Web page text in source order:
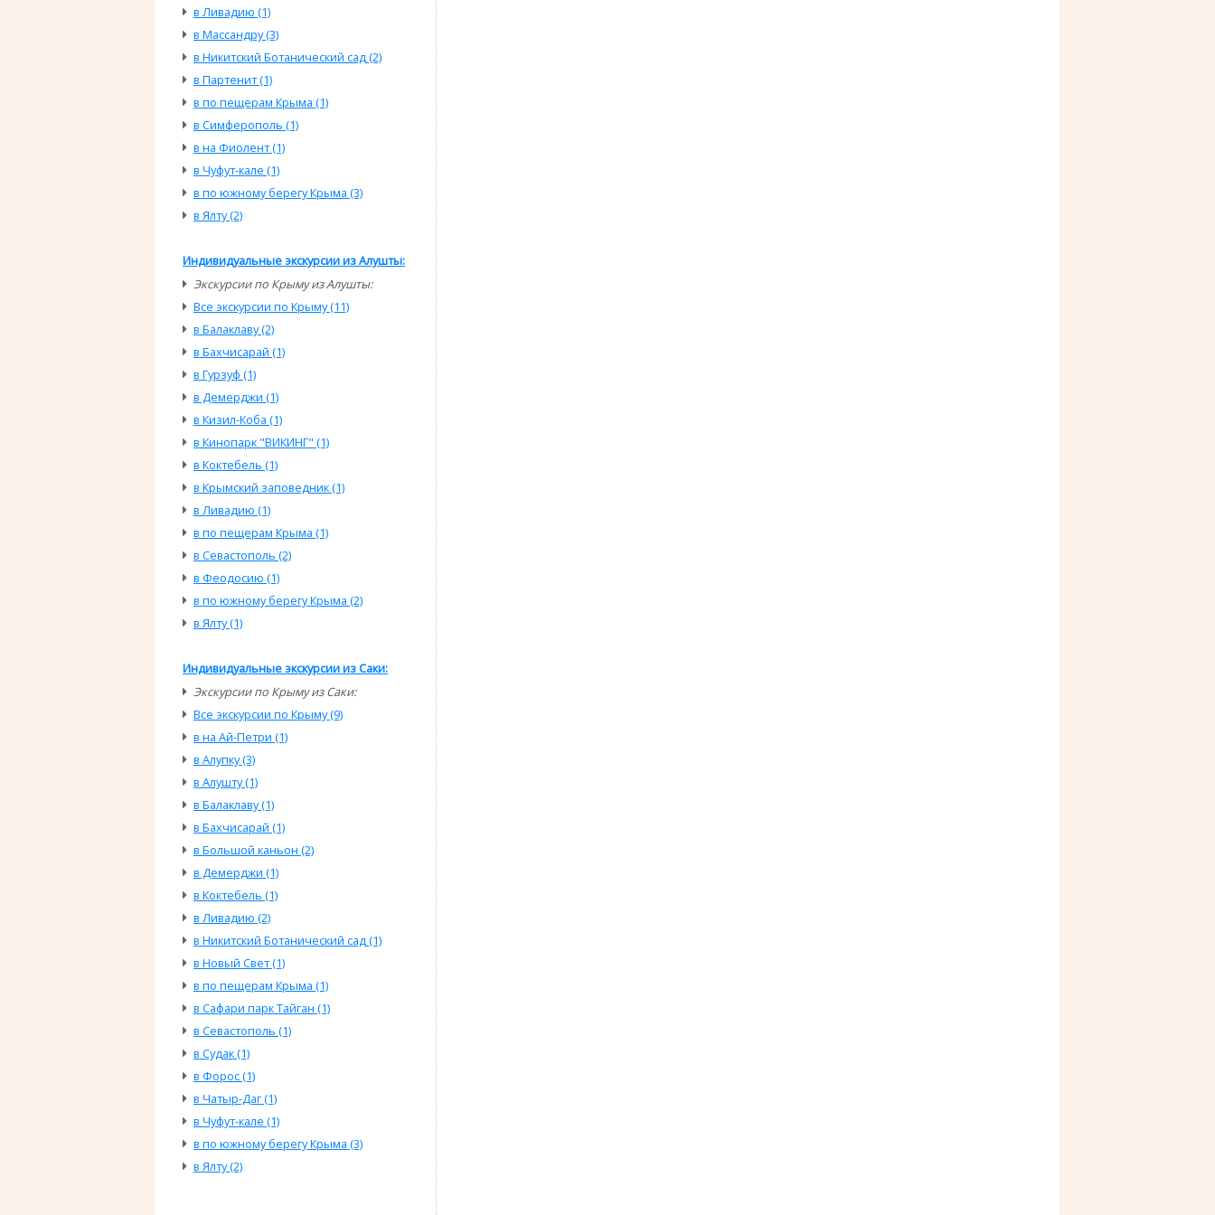
в Ливадию (1)
в Массандру (3)
в Никитский Ботанический сад (2)
в Партенит (1)
в по пещерам Крыма (1)
в Симферополь (1)
в на Фиолент (1)
в Чуфут-кале (1)
в по южному берегу Крыма (3)
в Ялту (2)
Индивидуальные экскурсии из Алушты:
Экскурсии по Крыму из Алушты:
Все экскурсии по Крыму (11)
в Балаклаву (2)
в Бахчисарай (1)
в Гурзуф (1)
в Демерджи (1)
в Кизил-Коба (1)
в Кинопарк "ВИКИНГ" (1)
в Коктебель (1)
в Крымский заповедник (1)
в Ливадию (1)
в по пещерам Крыма (1)
в Севастополь (2)
в Феодосию (1)
в по южному берегу Крыма (2)
в Ялту (1)
Индивидуальные экскурсии из Саки:
Экскурсии по Крыму из Саки:
Все экскурсии по Крыму (9)
в на Ай-Петри (1)
в Алупку (3)
в Алушту (1)
в Балаклаву (1)
в Бахчисарай (1)
в Большой каньон (2)
в Демерджи (1)
в Коктебель (1)
в Ливадию (2)
в Никитский Ботанический сад (1)
в Новый Свет (1)
в по пещерам Крыма (1)
в Сафари парк Тайган (1)
в Севастополь (1)
в Судак (1)
в Форос (1)
в Чатыр-Даг (1)
в Чуфут-кале (1)
в по южному берегу Крыма (3)
в Ялту (2)